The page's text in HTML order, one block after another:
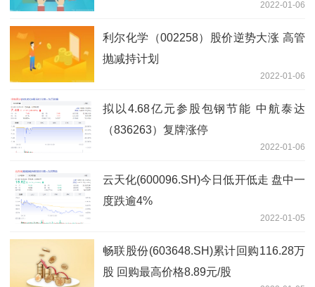
2022-01-06
利尔化学（002258）股价逆势大涨 高管
抛减持计划
2022-01-06
拟以4.68亿元参股包钢节能 中航泰达
（836263）复牌涨停
2022-01-06
云天化(600096.SH)今日低开低走 盘中一
度跌逾4%
2022-01-05
畅联股份(603648.SH)累计回购116.28万
股 回购最高价格8.89元/股